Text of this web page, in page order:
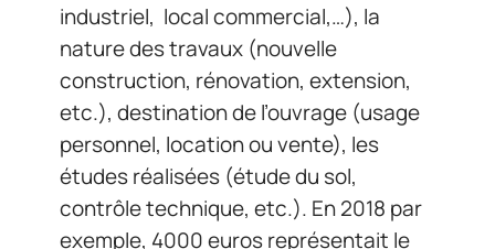
industriel, local commercial,…), la
nature des travaux (nouvelle
construction, rénovation, extension,
etc.), destination de l’ouvrage (usage
personnel, location ou vente), les
études réalisées (étude du sol,
contrôle technique, etc.). En 2018 par
exemple, 4000 euros représentait le